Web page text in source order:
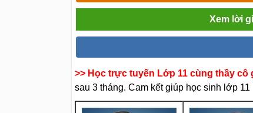
Xem lời
>> Học trực tuyến Lớp 11 cùng thầy cô
sau 3 tháng. Cam kết giúp học sinh lớp